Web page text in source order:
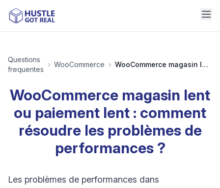
Questions
frequentes
› WooCommerce › WooCommerce magasin lent ou paiement lent : comment résoudre les problèmes de performances ?
WooCommerce magasin lent
ou paiement lent : comment
résoudre les problèmes de
performances ?
Les problèmes de performances dans